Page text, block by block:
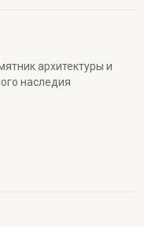
архитектуры и
наследия